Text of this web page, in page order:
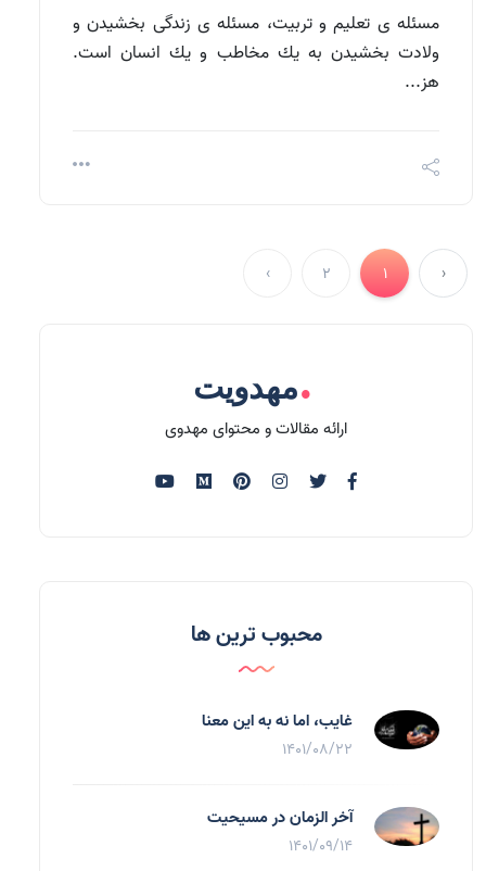
مسئله‏ ى تعلیم و تربیت، مسئله‏ ى زندگى بخشیدن و
ولادت بخشیدن به یك مخاطب و یك انسان است.
هز...
‹
1
2
›
.مهدویت
ارائه مقالات و محتوای مهدوی
محبوب ترین ها
غایب، اما نه به اين معنا
1401/08/22
آخر الزمان در مسیحیت
1401/09/14